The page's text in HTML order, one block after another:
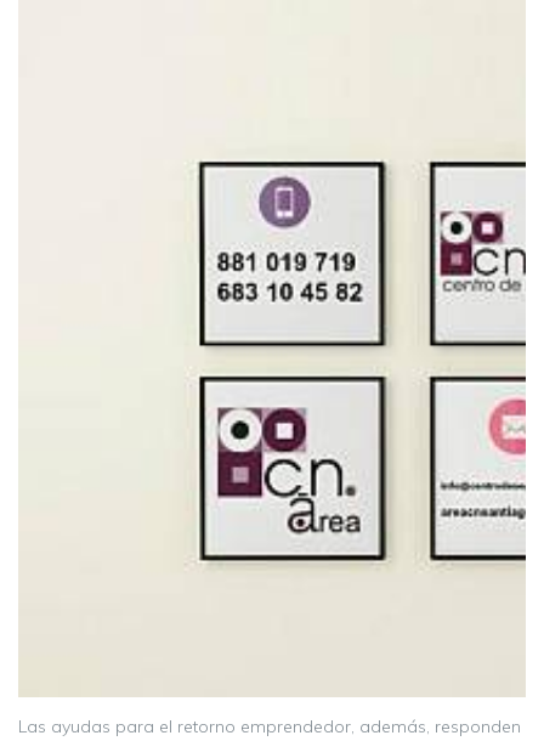
Las ayudas para el retorno emprendedor, además, responden